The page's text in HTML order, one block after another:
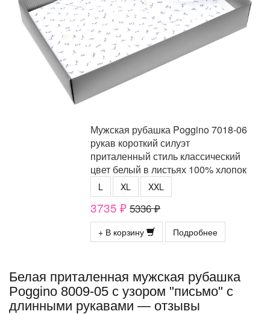
Мужская рубашка Poggino 7018-06
рукав короткий силуэт
приталенный стиль классический
цвет белый в листьях 100% хлопок
L XL XXL
3735 ₽ 5336 ₽
+ В корзину Подробнее
Белая приталенная мужская рубашка
Poggino 8009-05 с узором "письмо" с
длинными рукавами — отзывы